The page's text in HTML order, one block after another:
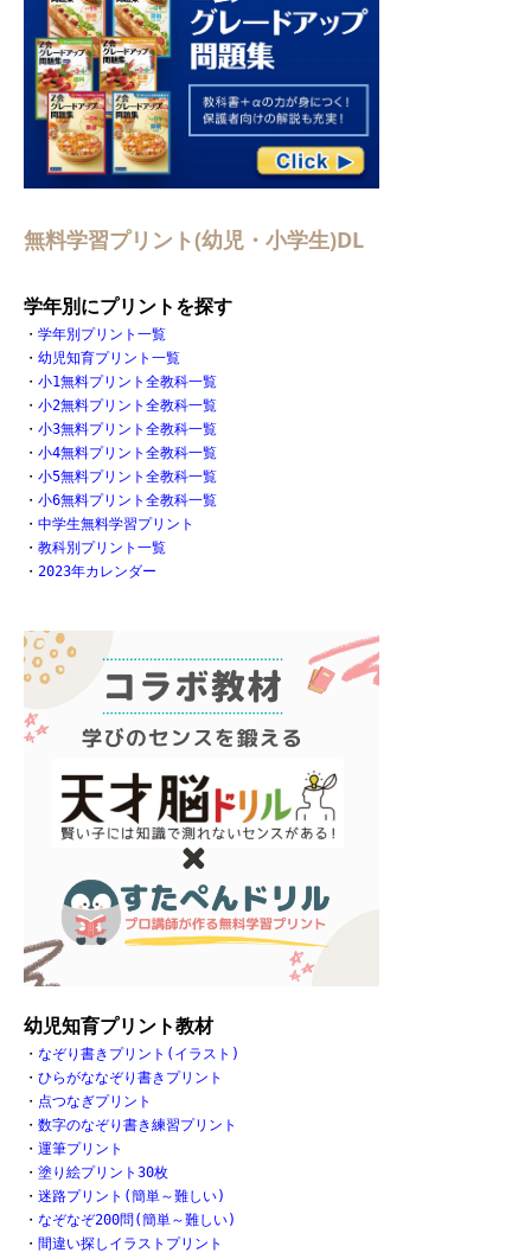
無料学習プリント(幼児・小学生)DL
学年別にプリントを探す
・ 学年別プリント一覧
・ 幼児知育プリント一覧
・ 小1無料プリント全教科一覧
・ 小2無料プリント全教科一覧
・ 小3無料プリント全教科一覧
・ 小4無料プリント全教科一覧
・ 小5無料プリント全教科一覧
・ 小6無料プリント全教科一覧
・ 中学生無料学習プリント
・ 教科別プリント一覧
・ 2023年カレンダー
幼児知育プリント教材
・ なぞり書きプリント(イラスト)
・ ひらがななぞり書きプリント
・ 点つなぎプリント
・ 数字のなぞり書き練習プリント
・ 運筆プリント
・ 塗り絵プリント30枚
・ 迷路プリント(簡単～難しい)
・ なぞなぞ200問(簡単～難しい)
・ 間違い探しイラストプリント